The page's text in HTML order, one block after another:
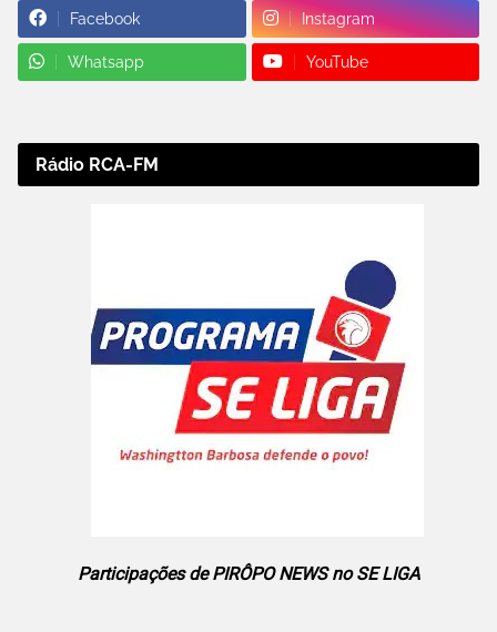
Facebook Instagram
Whatsapp YouTube
Rádio RCA-FM
Participações de PIRÔPO NEWS no SE LIGA